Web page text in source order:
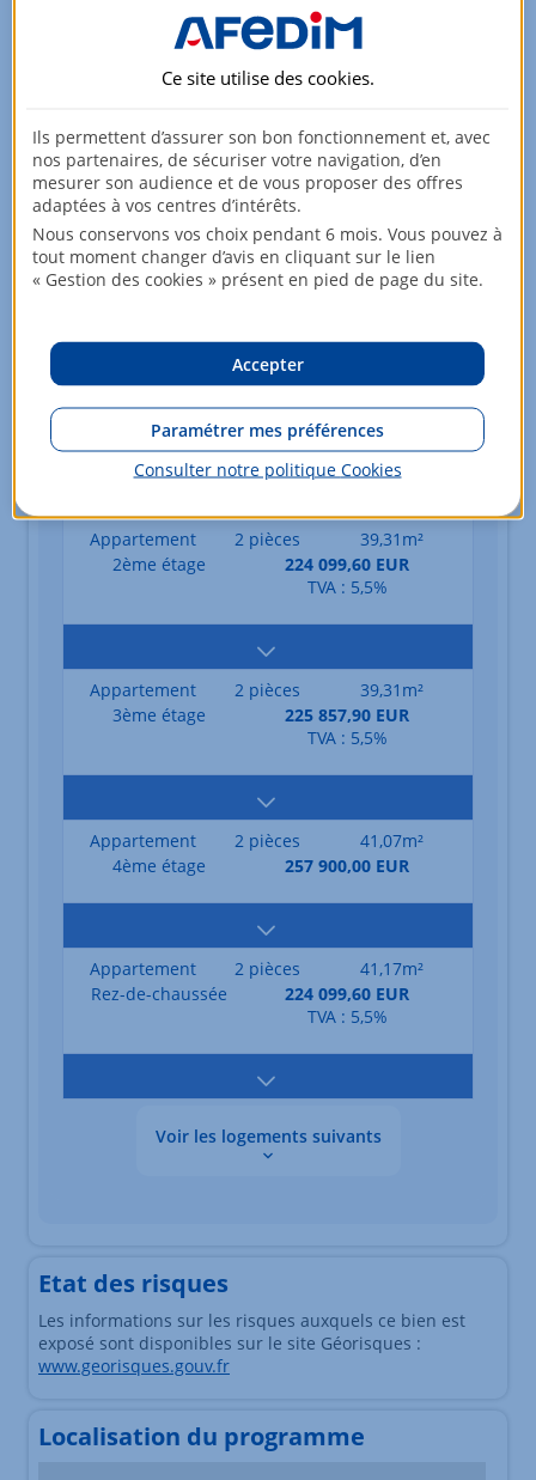
251 900,00 EUR
4ème étage
226 737,10 EUR
TVA : 5,5%
Appartement 2 pièces
39,06m²
4ème étage
256 900,00 EUR
Appartement 2 pièces
39,17m²
1er étage
219 703,80 EUR
TVA : 5,5%
Appartement 2 pièces
39,31m²
2ème étage
224 099,60 EUR
TVA : 5,5%
Appartement 2 pièces
39,31m²
3ème étage
225 857,90 EUR
TVA : 5,5%
Appartement 2 pièces
41,07m²
4ème étage
257 900,00 EUR
Appartement 2 pièces
41,17m²
Rez-de-chaussée
224 099,60 EUR
TVA : 5,5%
Voir les logements suivants
Etat des risques
Les informations sur les risques auxquels ce bien est
exposé sont disponibles sur le site Géorisques :
www.georisques.gouv.fr
Localisation du programme
Ce site utilise des cookies.
Ils permettent d’assurer son bon fonctionnement et, avec
nos partenaires, de sécuriser votre navigation, d’en
mesurer son audience et de vous proposer des offres
adaptées à vos centres d’intérêts.
Nous conservons vos choix pendant 6 mois. Vous pouvez à
tout moment changer d’avis en cliquant sur le lien
« Gestion des cookies » présent en pied de page du site.
Accepter
Paramétrer mes préférences
Consulter notre politique Cookies